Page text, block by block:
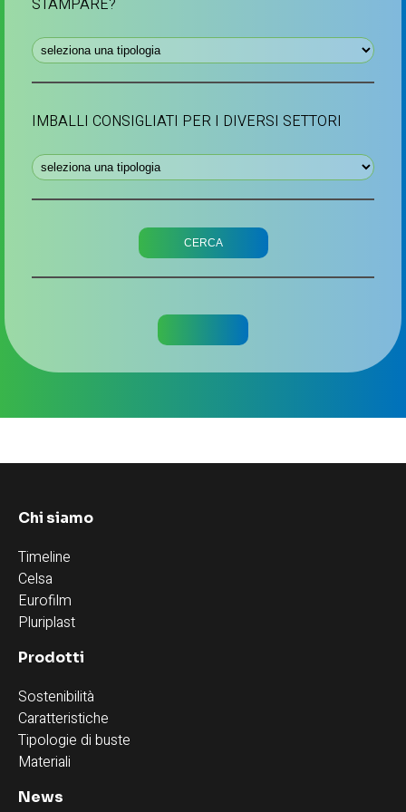
STAMPARE?
IMBALLI CONSIGLIATI PER I DIVERSI SETTORI
Chi siamo
Timeline
Celsa
Eurofilm
Pluriplast
Prodotti
Sostenibilità
Caratteristiche
Tipologie di buste
Materiali
News